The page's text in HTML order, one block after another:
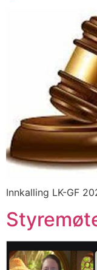
Innkalling LK-GF